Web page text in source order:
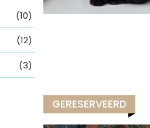
(10)
(12)
(3)
GERESERVEERD